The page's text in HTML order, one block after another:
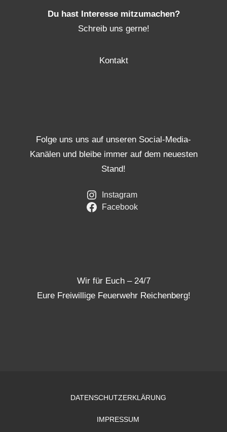
Du hast Interesse mitzumachen?
Schreib uns gerne!
Kontakt
Folge uns uns auf unseren Social-Media-
Kanälen und bleibe immer auf dem neuesten
Stand!
Instagram
Facebook
Wir für Euch – 24/7
Eure Freiwillige Feuerwehr Reichenberg!
DATENSCHUTZERKLÄRUNG
IMPRESSUM